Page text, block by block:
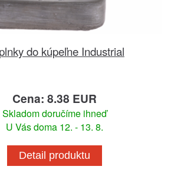
do kúpeľne Industrial
Cena: 8.38 EUR
Skladom doručíme ihneď
U Vás doma 12. - 13. 8.
Detail produktu